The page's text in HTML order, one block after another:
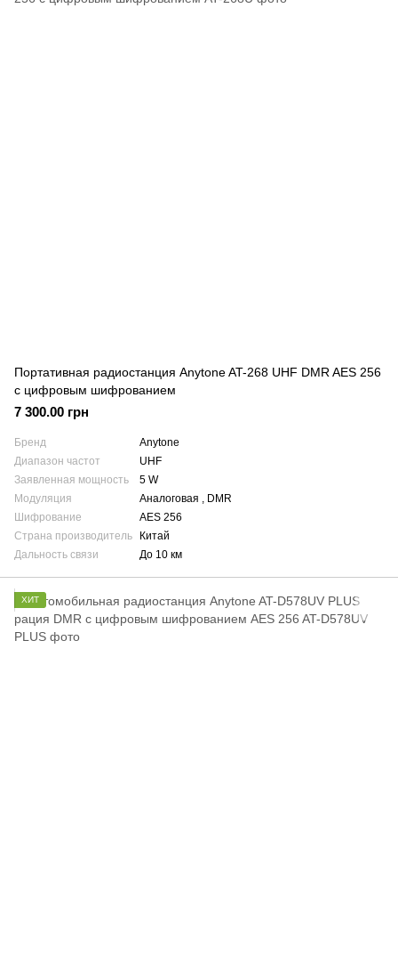
Портативная радиостанция Anytone AT-268 UHF DMR AES 256
с цифровым шифрованием
7 300.00 грн
Бренд
Anytone
Диапазон частот
UHF
Заявленная мощность
5 W
Модуляция
Аналоговая , DMR
Шифрование
AES 256
Страна производитель
Китай
Дальность связи
До 10 км
ХИТ